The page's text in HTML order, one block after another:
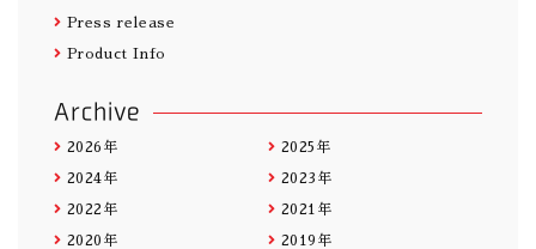
Press release
Product Info
Archive
2026年 2025年
2024年 2023年
2022年 2021年
2020年 2019年